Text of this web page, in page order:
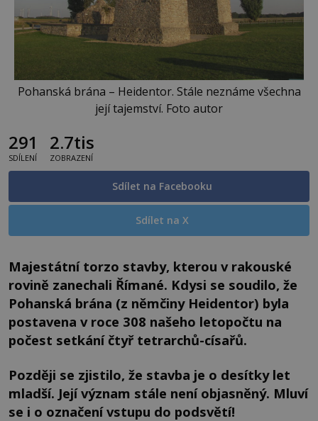
Pohanská brána – Heidentor. Stále neznáme všechna
její tajemství. Foto autor
291
SDÍLENÍ
2.7tis
ZOBRAZENÍ
Sdílet na Facebooku
Sdílet na X
Majestátní torzo stavby, kterou v rakouské
rovině zanechali Římané. Kdysi se soudilo, že
Pohanská brána (z němčiny Heidentor) byla
postavena v roce 308 našeho letopočtu na
počest setkání čtyř tetrarchů-císařů.
Později se zjistilo, že stavba je o desítky let
mladší. Její význam stále není objasněný. Mluví
se i o označení vstupu do podsvětí!